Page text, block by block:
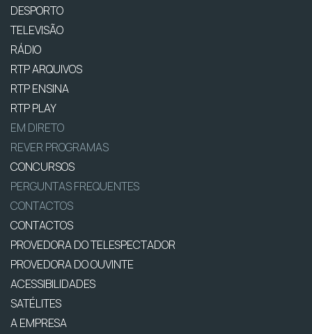
DESPORTO
TELEVISÃO
RÁDIO
RTP ARQUIVOS
RTP ENSINA
RTP PLAY
EM DIRETO
REVER PROGRAMAS
CONCURSOS
PERGUNTAS FREQUENTES
CONTACTOS
CONTACTOS
PROVEDORA DO TELESPECTADOR
PROVEDORA DO OUVINTE
ACESSIBILIDADES
SATÉLITES
A EMPRESA